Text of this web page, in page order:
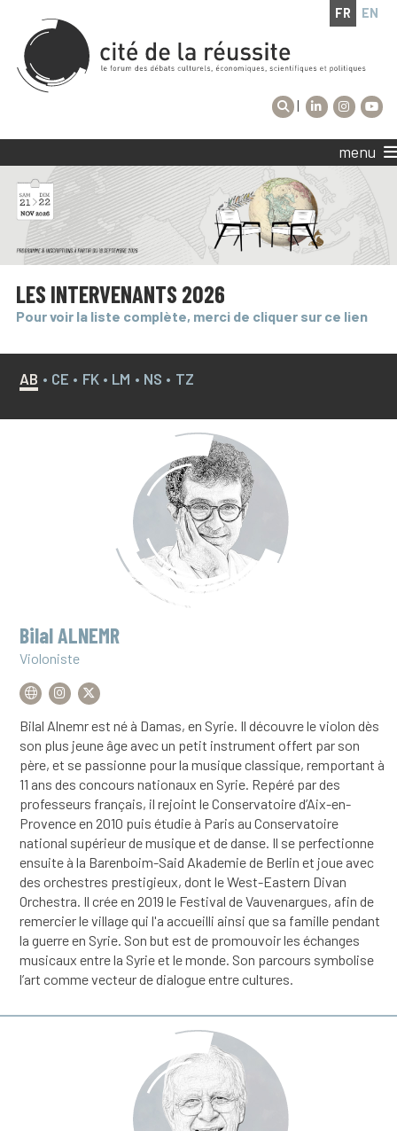
FR EN
|
menu
LES INTERVENANTS 2026
Pour voir la liste complète, merci de cliquer sur ce lien
AB • CE • FK • LM • NS • TZ
Bilal ALNEMR
Violoniste
Bilal Alnemr est né à Damas, en Syrie. Il découvre le violon dès
son plus jeune âge avec un petit instrument offert par son
père, et se passionne pour la musique classique, remportant à
11 ans des concours nationaux en Syrie. Repéré par des
professeurs français, il rejoint le Conservatoire d’Aix-en-
Provence en 2010 puis étudie à Paris au Conservatoire
national supérieur de musique et de danse. Il se perfectionne
ensuite à la Barenboim-Said Akademie de Berlin et joue avec
des orchestres prestigieux, dont le West-Eastern Divan
Orchestra. Il crée en 2019 le Festival de Vauvenargues, afin de
remercier le village qui l'a accueilli ainsi que sa famille pendant
la guerre en Syrie. Son but est de promouvoir les échanges
musicaux entre la Syrie et le monde. Son parcours symbolise
l’art comme vecteur de dialogue entre cultures.